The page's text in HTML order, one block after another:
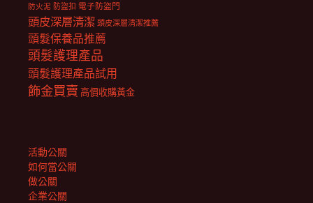
防火泥 防盜扣 電子防盜門
頭皮深層清潔 頭皮深層清潔推薦
頭髮保養品推薦
頭髮護理產品
頭髮護理產品試用
飾金買賣 高價收購黃金
活動公關
如何當公關
做公關
企業公關